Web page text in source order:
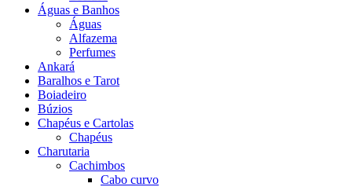
Águas e Banhos
Águas
Alfazema
Perfumes
Ankará
Baralhos e Tarot
Boiadeiro
Búzios
Chapéus e Cartolas
Chapéus
Charutaria
Cachimbos
Cabo curvo